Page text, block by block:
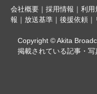
会社概要｜ 採用情報 ｜ 利用
報 ｜ 放送基準 ｜ 後援依頼 ｜
Copyright © Akita
掲載されている記事・写